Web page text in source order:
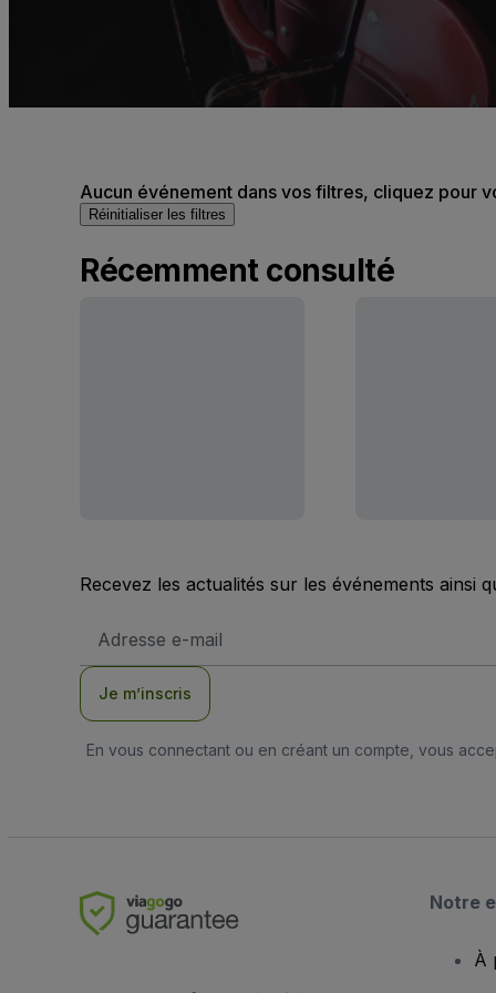
Aucun événement dans vos filtres, cliquez pour
Réinitialiser les filtres
Récemment consulté
Recevez les actualités sur les événements ainsi
e-
Je m’inscris
En vous connectant ou en créant un compte, vous
Notre
À